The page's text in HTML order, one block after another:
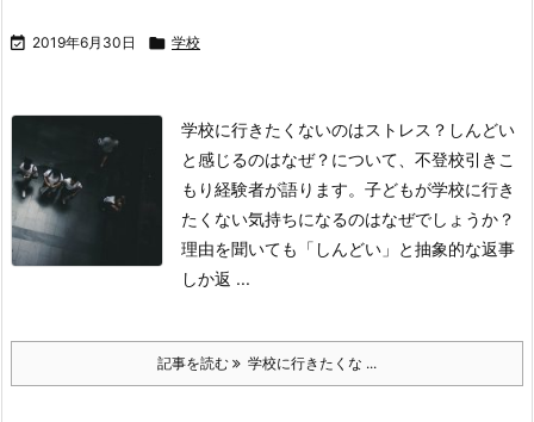
 2019年6月30日  学校
学校に行きたくないのはストレス？しんどい
と感じるのはなぜ？について、不登校引きこ
もり経験者が語ります。 子どもが学校に行き
たくない気持ちになるのはなぜでしょうか？
理由を聞いても「しんどい」と抽象的な返事
しか返 ...
記事を読む 学校に行きたくな ...